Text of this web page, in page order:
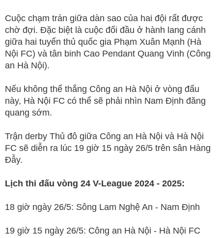
Cuộc chạm trán giữa dàn sao của hai đội rất được
chờ đợi. Đặc biệt là cuộc đối đầu ở hành lang cánh
giữa hai tuyển thủ quốc gia Phạm Xuân Mạnh (Hà
Nội FC) và tân binh Cao Pendant Quang Vinh (Công
an Hà Nội).
Nếu không thể thắng Công an Hà Nội ở vòng đấu
này, Hà Nội FC có thể sẽ phải nhìn Nam Định đăng
quang sớm.
Trận derby Thủ đô giữa Công an Hà Nội và Hà Nội
FC sẽ diễn ra lúc 19 giờ 15 ngày 26/5 trên sân Hàng
Đẫy.
Lịch thi đấu vòng 24 V-League 2024 - 2025:
18 giờ ngày 26/5: Sông Lam Nghệ An - Nam Định
19 giờ 15 ngày 26/5: Công an Hà Nội - Hà Nội FC